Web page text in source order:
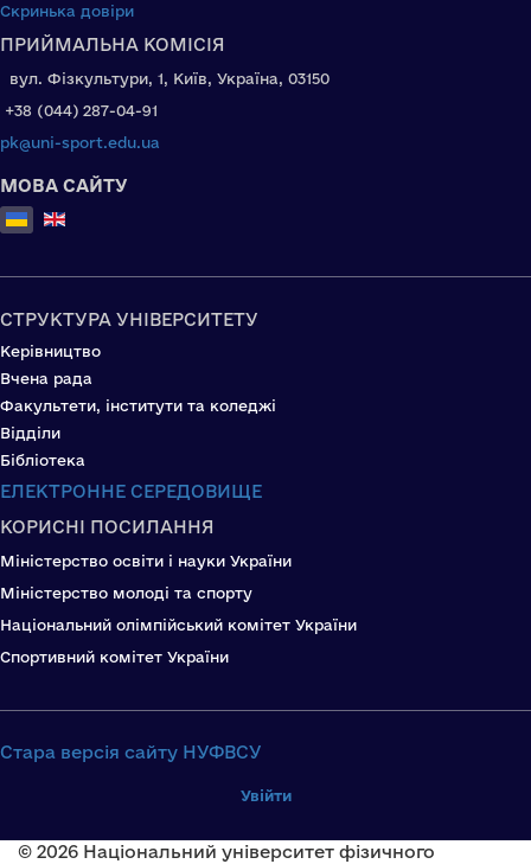
Скринька довіри
ПРИЙМАЛЬНА КОМІСІЯ
вул. Фізкультури, 1, Київ, Україна, 03150
+38 (044) 287-04-91
pk@uni-sport.edu.ua
МОВА САЙТУ
Оберіть свою мову
СТРУКТУРА УНІВЕРСИТЕТУ
Керівництво
Вчена рада
Факультети, інститути та коледжі
Відділи
Бібліотека
ЕЛЕКТРОННЕ СЕРЕДОВИЩЕ
КОРИСНІ ПОСИЛАННЯ
Міністерство освіти і науки України
Міністерство молоді та спорту
Національний олімпійський комітет України
Спортивний комітет України
Стара версія сайту НУФВСУ
Увійти
© 2026 Національний університет фізичного